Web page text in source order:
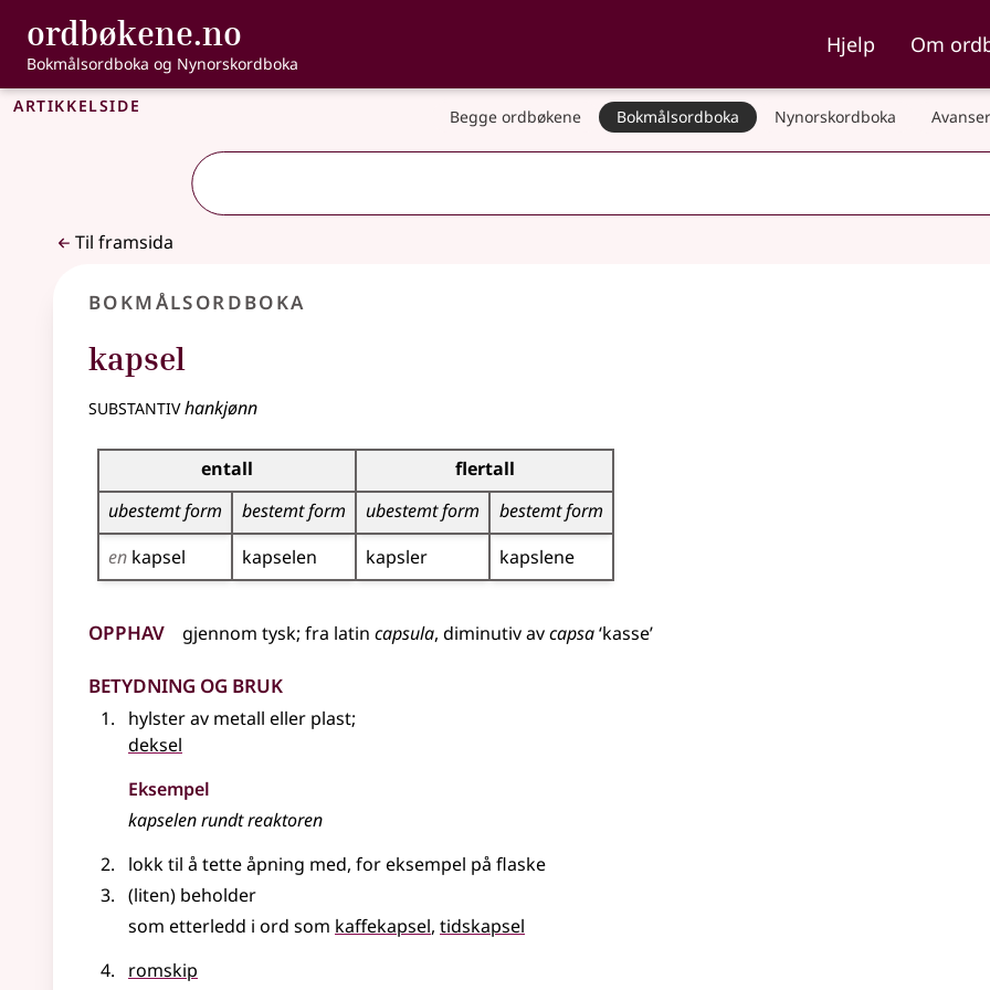
Gå til hovudinnhald
Tilgjenge
ordbøkene.no , Bokmålsordboka og Nynorskordboka
Bokmålsordboka og Nynorskordboka
Hjelp Om
Artikkelside Begge ordbøkene Bokmålsordboka Nynorskordboka
Til framsida
Bokmålsordboka
kapsel
substantivhankjønn
Bøyingstabell for dette substantivet
entall
flertall
ubestemt form
bestemt form ubestemt form
bestemt form
en kapsel kapselen kapsler kapslene
Opphav gjennom tysk; fra latin capsula, diminutivavcapsa‘kasse’
Betydning og bruk
hylster av metall eller plast;
deksel
Eksempel
kapselenrundt reaktoren
lokk til å tette åpning med, for eksempel på flaske
(liten) beholder
som etterledd i ord som kaffekapsel tidskapsel
romskip